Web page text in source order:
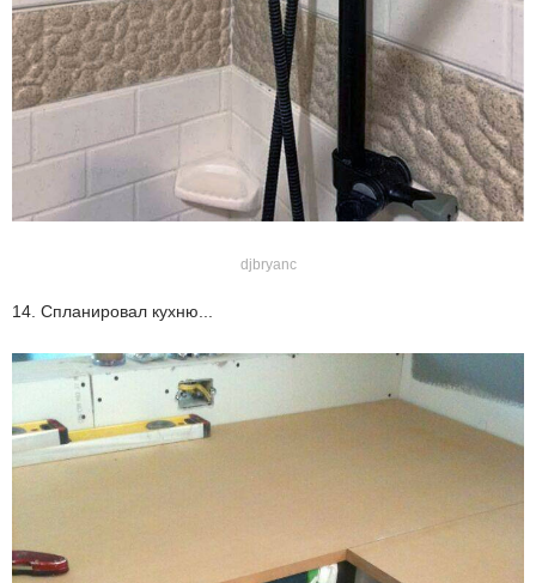
djbryanc
14. Спланировал кухню...